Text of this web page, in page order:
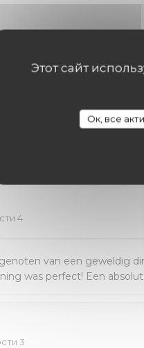
Этот сайт
Ок, все
Оценки
4
van een geweldig
was perfect! Een
3